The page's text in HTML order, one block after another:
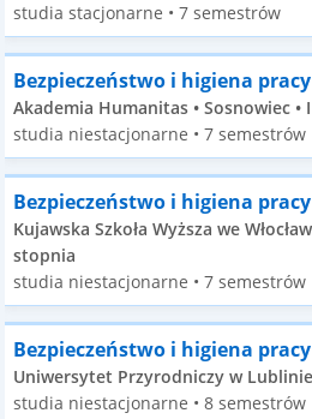
studia stacjonarne • 7 semestrów
Bezpieczeństwo i higiena pracy
Akademia Humanitas • Sosnowiec •
studia niestacjonarne • 7 semestrów
Bezpieczeństwo i higiena pracy
Kujawska Szkoła Wyższa we
stopnia
studia niestacjonarne • 7 semestrów
Bezpieczeństwo i higiena pracy
Uniwersytet Przyrodniczy w
studia niestacjonarne • 8 semestrów